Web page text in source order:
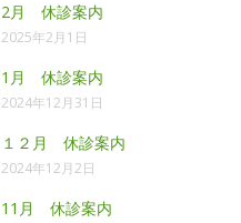
2月 休診案内
2025年2月1日
1月 休診案内
2024年12月31日
１２月 休診案内
2024年12月2日
11月 休診案内